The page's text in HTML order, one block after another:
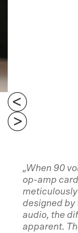
„When 90
op-amp
designed by
audio, the
apparent.